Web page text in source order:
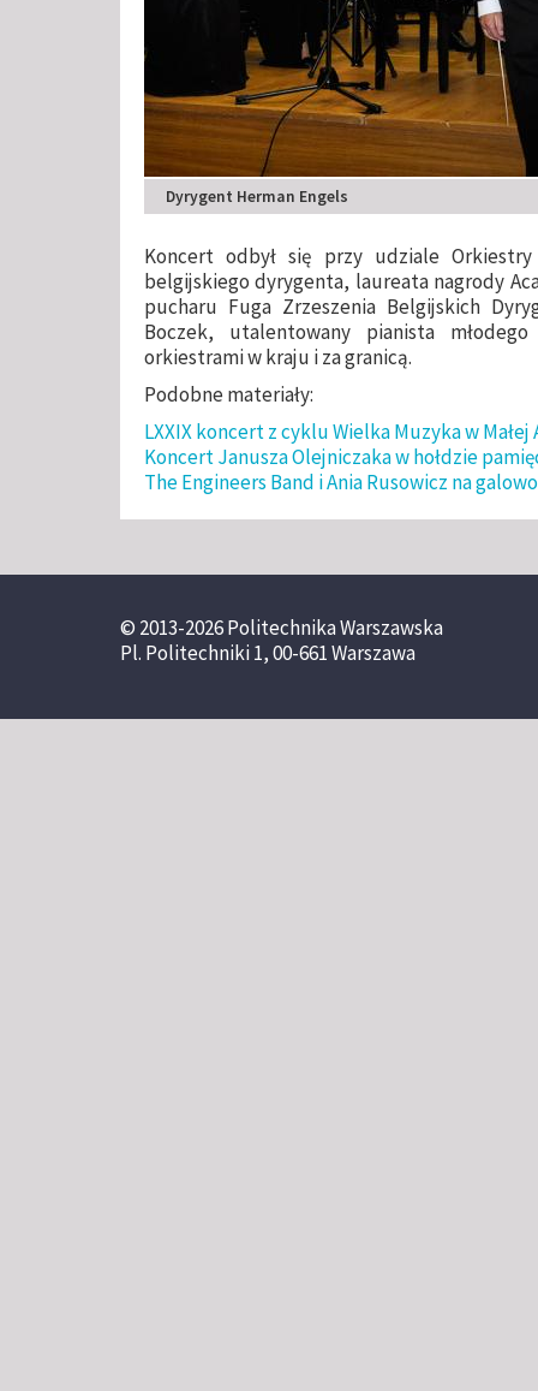
Dyrygent Herman Engels
Koncert odbył się przy udziale
belgijskiego dyrygenta, laureata nagrody
pucharu Fuga Zrzeszenia Belgijskich
Boczek, utalentowany pianista
orkiestrami w kraju i za granicą.
Podobne materiały:
LXXIX koncert z cyklu Wielka Muzyka w Małej
Koncert Janusza Olejniczaka w hołdzie
The Engineers Band i Ania Rusowicz na galowo
© 2013-2026 Politechnika Warszawska
Pl. Politechniki 1, 00-661 Warszawa